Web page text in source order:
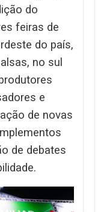
do
feiras de
do país,
no sul
e
de novas
de debates